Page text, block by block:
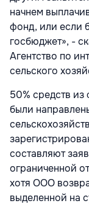
начнем
фонд, или если
госбюджет», -
Агентство по
сельского
50% средств
были
составляют
ограниченной
хотя ООО
выделенной на